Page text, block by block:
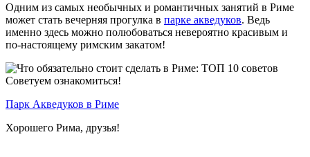
Одним из самых необычных и романтичных занятий в Риме
может стать вечерняя прогулка в парке акведуков. Ведь
именно здесь можно полюбоваться невероятно красивым и
по-настоящему римским закатом!
Советуем ознакомиться!
Парк Акведуков в Риме
Хорошего Рима, друзья!